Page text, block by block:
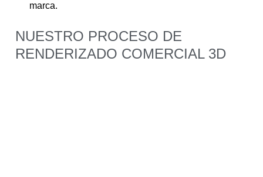
marca.
NUESTRO PROCESO DE
RENDERIZADO COMERCIAL 3D